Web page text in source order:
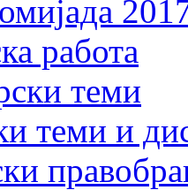
работа
теми
теми и